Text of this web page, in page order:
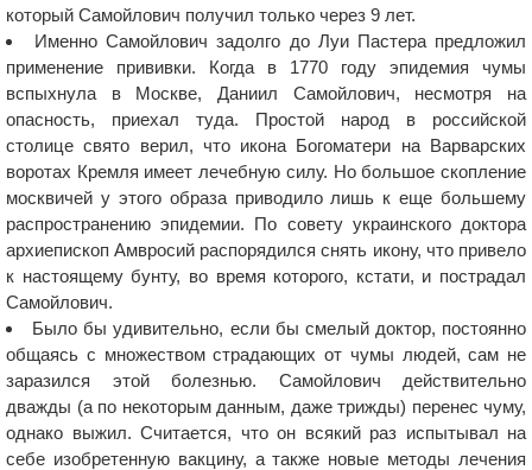
который Самойлович получил только через 9 лет.
Именно Самойлович задолго до Луи Пастера предложил
применение прививки. Когда в 1770 году эпидемия чумы
вспыхнула в Москве, Даниил Самойлович, несмотря на
опасность, приехал туда. Простой народ в российской
столице свято верил, что икона Богоматери на Варварских
воротах Кремля имеет лечебную силу. Но большое скопление
москвичей у этого образа приводило лишь к еще большему
распространению эпидемии. По совету украинского доктора
архиепископ Амвросий распорядился снять икону, что привело
к настоящему бунту, во время которого, кстати, и пострадал
Самойлович.
Было бы удивительно, если бы смелый доктор, постоянно
общаясь с множеством страдающих от чумы людей, сам не
заразился этой болезнью. Самойлович действительно
дважды (а по некоторым данным, даже трижды) перенес чуму,
однако выжил. Считается, что он всякий раз испытывал на
себе изобретенную вакцину, а также новые методы лечения